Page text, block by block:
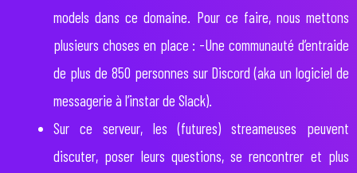
models dans ce domaine. Pour ce faire, nous mettons
plusieurs choses en place : -Une communauté d’entraide
de plus de 850 personnes sur Discord (aka un logiciel de
messagerie à l’instar de Slack).
Sur ce serveur, les (futures) streameuses peuvent
discuter, poser leurs questions, se rencontrer et plus